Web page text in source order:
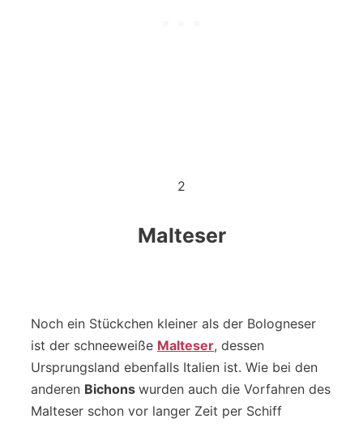
2
Malteser
Noch ein Stückchen kleiner als der Bologneser
ist der schneeweiße Malteser, dessen
Ursprungsland ebenfalls Italien ist. Wie bei den
anderen Bichons wurden auch die Vorfahren des
Malteser schon vor langer Zeit per Schiff